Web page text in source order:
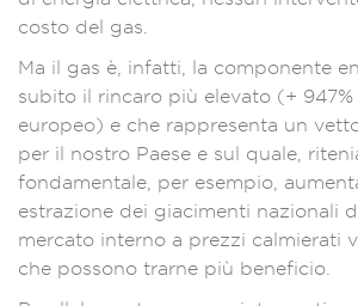
costo del gas.
Ma il gas è, infatti, la componente
subito il rincaro più elevato (+ 947%
europeo) e che rappresenta un
per il nostro Paese e sul quale,
fondamentale, per esempio,
estrazione dei giacimenti nazionali
mercato interno a prezzi calmierati
che possono trarne più beneficio.